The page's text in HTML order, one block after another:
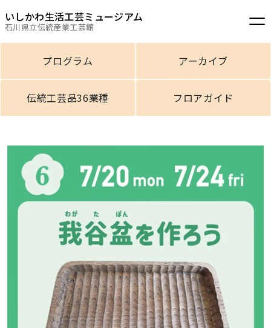
いしかわ生活工芸ミュージアム
石川県立伝統産業工芸館
プログラム アーカイブ
伝統工芸品36業種 フロアガイド